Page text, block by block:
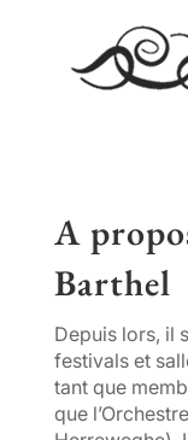
A
Barthel
Depuis lors, il
festivals et
tant que
que